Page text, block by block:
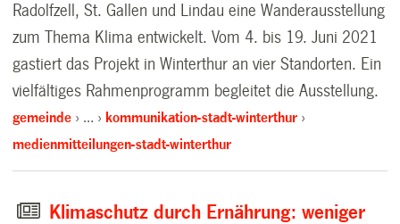
Radolfzell, St. Gallen und Lindau eine Wanderausstellung
zum Thema Klima entwickelt. Vom 4. bis 19. Juni 2021
gastiert das Projekt in Winterthur an vier Standorten. Ein
vielfältiges Rahmenprogramm begleitet die Ausstellung.
gemeinde …
kommunikation-stadt-winterthur
medienmitteilungen-stadt-winterthur
Klimaschutz durch Ernährung: weniger